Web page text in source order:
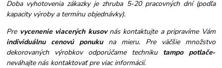
Doba vyhotovenia zákazky je zhruba 5-20 pracovných dní (podľa
kapacity výroby a termínu objednávky).
Pre vycenenie viacerých kusovnás kontaktujte a pripravíme Vám
individuálnu cenovú ponukuna mieru. Pre väčšie množstvo
dekorovaných výrobkov odporúčame techniku tampo potlače-
neváhajte nás kontaktovať pre viac informácií.